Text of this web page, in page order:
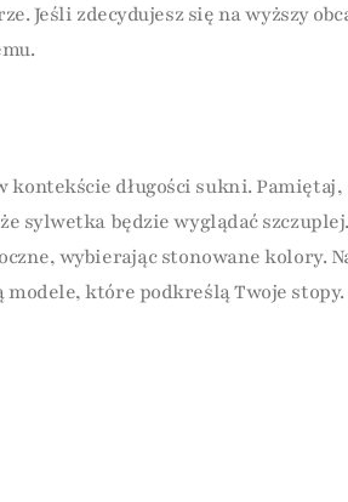
Jeśli zdecydujesz się na wyższy
kontekście długości sukni. Pamiętaj,
sylwetka będzie wyglądać
wybierając stonowane kolory.
które podkreślą Twoje stopy.